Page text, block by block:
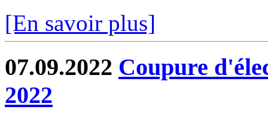
[En savoir plus]
07.09.2022 Coupure
2022